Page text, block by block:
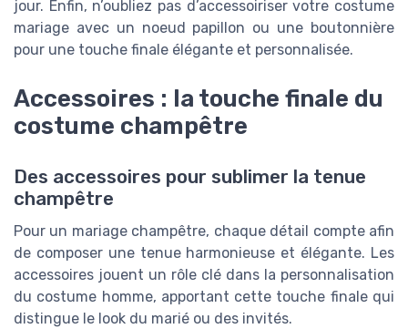
jour. Enfin, n’oubliez pas d’accessoiriser votre costume
mariage avec un noeud papillon ou une boutonnière
pour une touche finale élégante et personnalisée.
Accessoires : la touche finale du
costume champêtre
Des accessoires pour sublimer la tenue
champêtre
Pour un mariage champêtre, chaque détail compte afin
de composer une tenue harmonieuse et élégante. Les
accessoires jouent un rôle clé dans la personnalisation
du costume homme, apportant cette touche finale qui
distingue le look du marié ou des invités.